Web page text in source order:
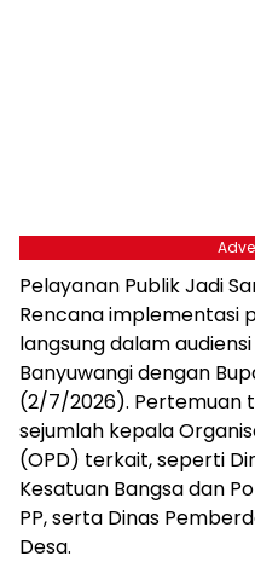
Pelayanan Publik Jadi
Rencana implementasi
langsung dalam
Banyuwangi dengan
(2/7/2026). Pertemuan
sejumlah kepala
(OPD) terkait, seperti
Kesatuan Bangsa dan
PP, serta Dinas
Desa.